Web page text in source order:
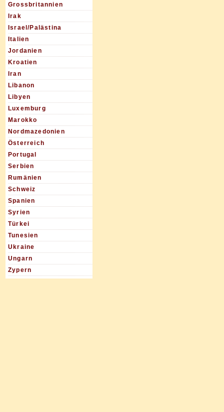
Grossbritannien
Irak
Israel/Palästina
Italien
Jordanien
Kroatien
Iran
Libanon
Libyen
Luxemburg
Marokko
Nordmazedonien
Österreich
Portugal
Serbien
Rumänien
Schweiz
Spanien
Syrien
Türkei
Tunesien
Ukraine
Ungarn
Zypern